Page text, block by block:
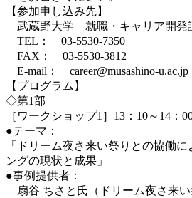
【参加申し込み先】
武蔵野大学 就職・キャリア開発
TEL： 03-5530-7350
FAX： 03-5530-3812
E-mail： career@musashino-u.ac.jp
【プログラム】
◇第1部
［ワークショップ1］13：10～14：
●テーマ：
「ドリーム夜さ来い祭りとの協働
ングの現状と成果」
●事例提供者：
扇谷 ちさと氏（ドリーム夜さ来